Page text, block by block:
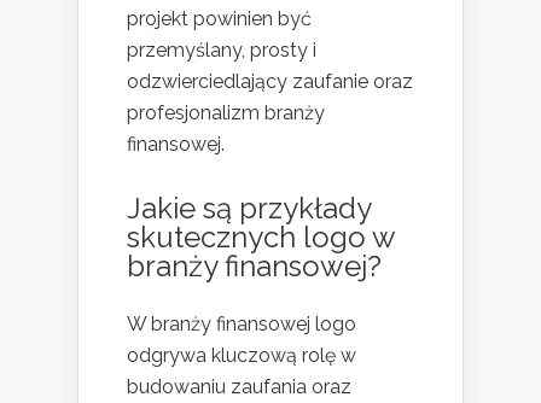
projekt powinien być
przemyślany, prosty i
odzwierciedlający zaufanie oraz
profesjonalizm branży
finansowej.
Jakie są przykłady
skutecznych logo w
branży finansowej?
W branży finansowej logo
odgrywa kluczową rolę w
budowaniu zaufania oraz